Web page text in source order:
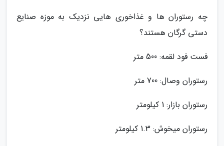
چه رستوران ها و غذاخوری هایی نزدیک به موزه صنایع
دستی گرگان هستند؟
فست فود لقمه: 500 متر
رستوران وصال: 700 متر
رستوران بازار: 1 کیلومتر
رستوران میخوش: 1.3 کیلومتر